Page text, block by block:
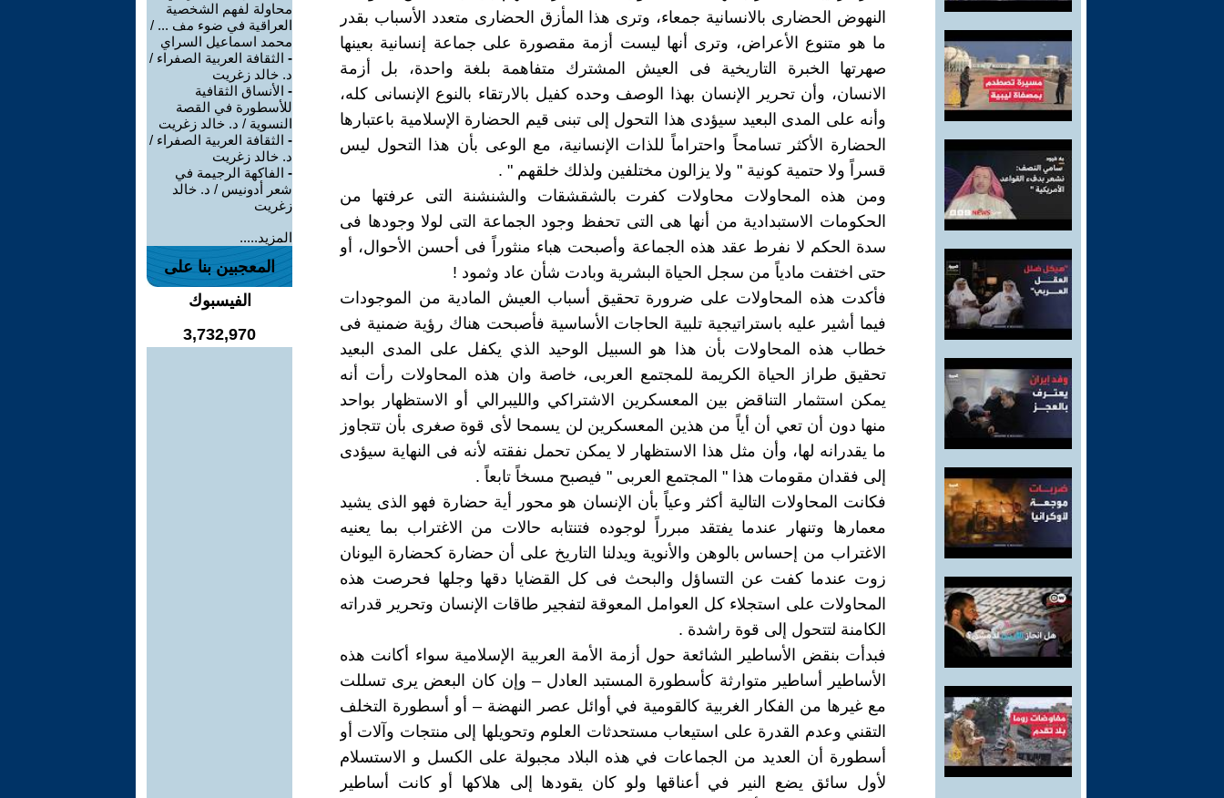
النهوض الحضارى بالانسانية جمعاء، وترى هذا المأزق الحضارى متعدد الأسباب بقدر
ما هو متنوع الأعراض، وترى أنها ليست أزمة مقصورة على جماعة إنسانية بعينها
صهرتها الخبرة التاريخية فى العيش المشترك متفاهمة بلغة واحدة، بل أزمة
الانسان، وأن تحرير الإنسان بهذا الوصف وحده كفيل بالارتقاء بالنوع الإنسانى كله،
وأنه على المدى البعيد سيؤدى هذا التحول إلى تبنى قيم الحضارة الإسلامية باعتبارها
الحضارة الأكثر تسامحاً واحتراماً للذات الإنسانية، مع الوعى بأن هذا التحول ليس
قسراً ولا حتمية كونية " ولا يزالون مختلفين ولذلك خلقهم " .
ومن هذه المحاولات محاولات كفرت بالشقشقات والشنشنة التى عرفتها من
الحكومات الاستبدادية من أنها هى التى تحفظ وجود الجماعة التى لولا وجودها فى
سدة الحكم لا نفرط عقد هذه الجماعة وأصبحت هباء منثوراً فى أحسن الأحوال، أو
حتى اختفت مادياً من سجل الحياة البشرية وبادت شأن عاد وثمود !
فأكدت هذه المحاولات على ضرورة تحقيق أسباب العيش المادية من الموجودات
فيما أشير عليه باستراتيجية تلبية الحاجات الأساسية فأصبحت هناك رؤية ضمنية فى
خطاب هذه المحاولات بأن هذا هو السبيل الوحيد الذي يكفل على المدى البعيد
تحقيق طراز الحياة الكريمة للمجتمع العربى، خاصة وان هذه المحاولات رأت أنه
يمكن استثمار التناقض بين المعسكرين الاشتراكي والليبرالي أو الاستظهار بواحد
منها دون أن تعي أن أياً من هذين المعسكرين لن يسمحا لأى قوة صغرى بأن تتجاوز
ما يقدرانه لها، وأن مثل هذا الاستظهار لا يمكن تحمل نفقته لأنه فى النهاية سيؤدى
إلى فقدان مقومات هذا " المجتمع العربى " فيصبح مسخاً تابعاً .
فكانت المحاولات التالية أكثر وعياً بأن الإنسان هو محور أية حضارة فهو الذى يشيد
معمارها وتنهار عندما يفتقد مبرراً لوجوده فتنتابه حالات من الاغتراب بما يعنيه
الاغتراب من إحساس بالوهن والأنوية ويدلنا التاريخ على أن حضارة كحضارة اليونان
زوت عندما كفت عن التساؤل والبحث فى كل القضايا دقها وجلها فحرصت هذه
المحاولات على استجلاء كل العوامل المعوقة لتفجير طاقات الإنسان وتحرير قدراته
الكامنة لتتحول إلى قوة راشدة .
فبدأت بنقض الأساطير الشائعة حول أزمة الأمة العربية الإسلامية سواء أكانت هذه
الأساطير أساطير متوارثة كأسطورة المستبد العادل – وإن كان البعض يرى تسللت
مع غيرها من الفكار الغربية كالقومية في أوائل عصر النهضة – أو أسطورة التخلف
التقني وعدم القدرة على استيعاب مستحدثات العلوم وتحويلها إلى منتجات وآلات أو
أسطورة أن العديد من الجماعات في هذه البلاد مجبولة على الكسل و الاستسلام
لأول سائق يضع النير في أعناقها ولو كان يقودها إلى هلاكها أو كانت أساطير
محاولة لفهم الشخصية
العراقية في ضوء مف ... /
محمد اسماعيل السراي
- الثقافة العربية الصفراء /
د. خالد زغريت
- الأنساق الثقافية
للأسطورة في القصة
النسوية / د. خالد زغريت
- الثقافة العربية الصفراء /
د. خالد زغريت
- الفاكهة الرجيمة في
شعر أدونيس / د. خالد
زغريت
المزيد.....
المعجبين بنا على
الفيسبوك
3,732,970